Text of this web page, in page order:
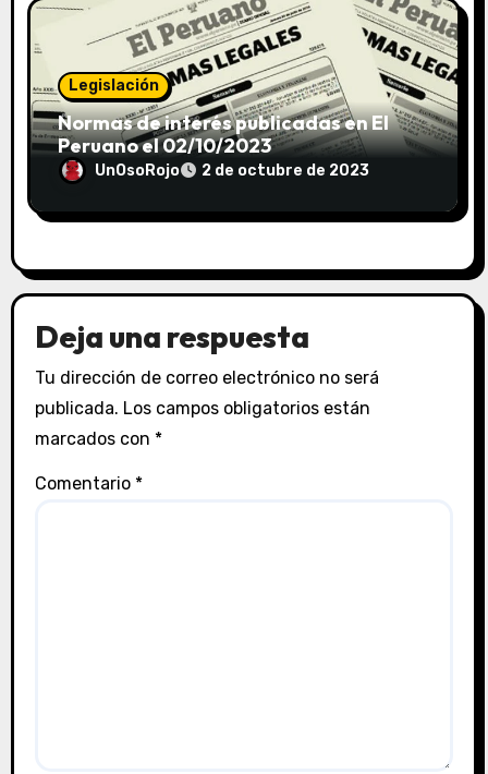
Legislación
Normas de interés publicadas en El
Peruano el 02/10/2023
UnOsoRojo 2 de octubre de 2023
Deja una respuesta
Tu dirección de correo electrónico no será
publicada. Los campos obligatorios están
marcados con *
Comentario *